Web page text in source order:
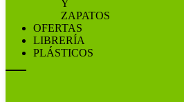
Y
ZAPATOS
OFERTAS
LIBRERÍA
PLÁSTICOS